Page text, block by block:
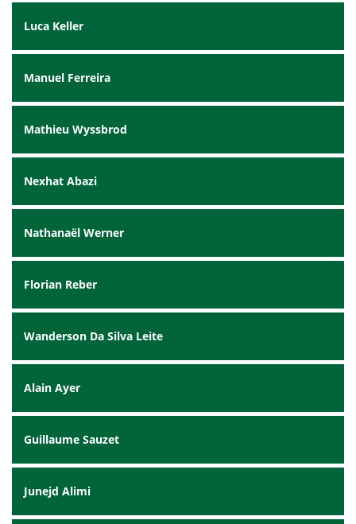
Luca Keller
Manuel Ferreira
Mathieu Wyssbrod
Nexhat Abazi
Nathanaël Werner
Florian Reber
Wanderson Da Silva Leite
Alain Ayer
Guillaume Sauzet
Junejd Alimi